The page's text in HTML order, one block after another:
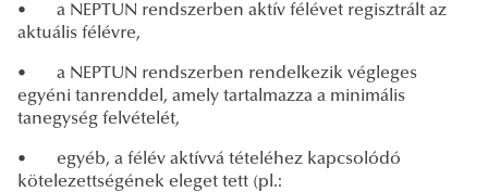
• a NEPTUN rendszerben aktív félévet regisztrált az
aktuális félévre,
• a NEPTUN rendszerben rendelkezik végleges
egyéni tanrenddel, amely tartalmazza a minimális
tanegység felvételét,
• egyéb, a félév aktívvá tételéhez kapcsolódó
kötelezettségének eleget tett (pl.: